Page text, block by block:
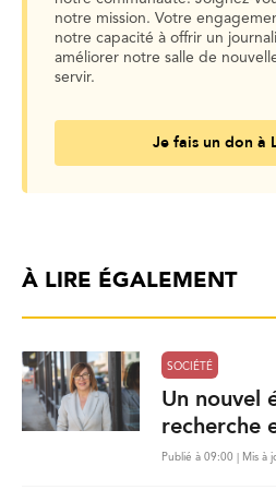
notre mission. Votre
notre capacité à offrir un
améliorer notre salle de
servir.
Je fais un don à
À LIRE ÉGALEMENT
SOCIÉTÉ
Un nouvel
recherche
Publié à 09:00 | Mis à